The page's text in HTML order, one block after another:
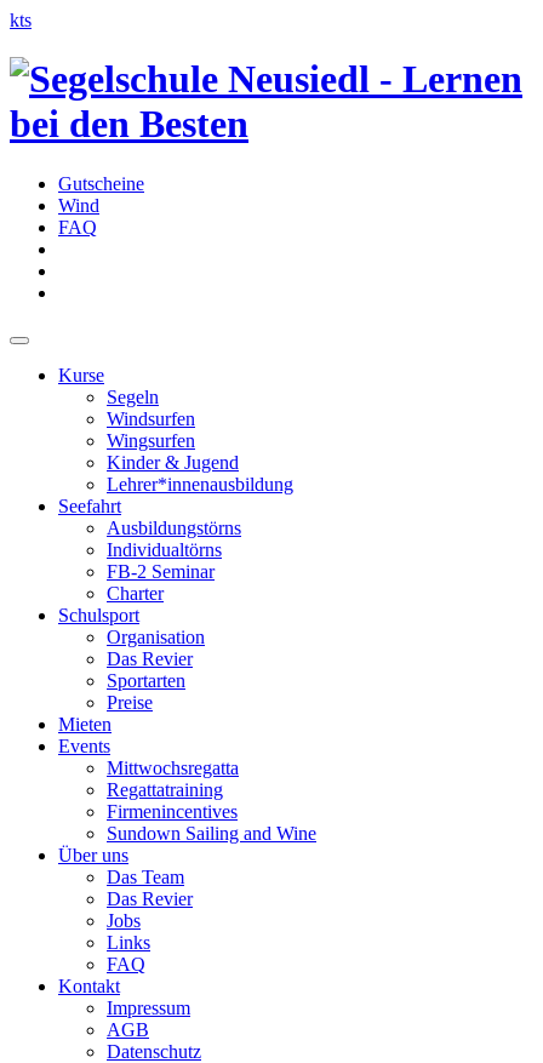
kts
Gutscheine
Wind
FAQ
Kurse
Segeln
Windsurfen
Wingsurfen
Kinder & Jugend
Lehrer*innenausbildung
Seefahrt
Ausbildungstörns
Individualtörns
FB-2 Seminar
Charter
Schulsport
Organisation
Das Revier
Sportarten
Preise
Mieten
Events
Mittwochsregatta
Regattatraining
Firmenincentives
Sundown Sailing and Wine
Über uns
Das Team
Das Revier
Jobs
Links
FAQ
Kontakt
Impressum
AGB
Datenschutz